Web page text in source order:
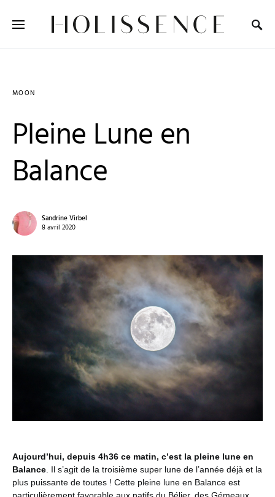
MOON
Pleine Lune en
Balance
Sandrine Virbel
8 avril 2020
Aujourd’hui, depuis 4h36 ce matin, c’est la pleine lune en
Balance. Il s’agit de la troisième super lune de l’année déjà et la
plus puissante de toutes ! Cette pleine lune en Balance est